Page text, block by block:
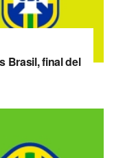
Brasil, final del